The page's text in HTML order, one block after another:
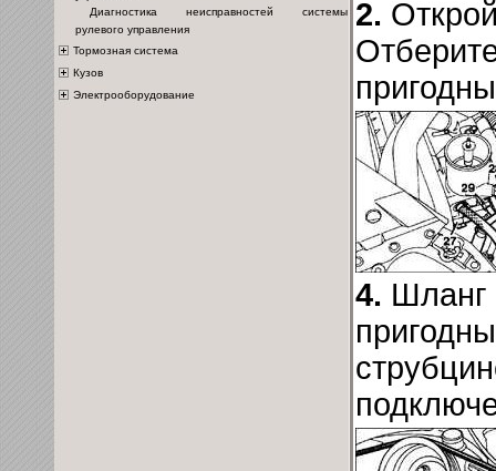
Диагностика неисправностей системы
рулевого управления
Тормозная система
Кузов
Электрооборудование
2.
4. Шланг